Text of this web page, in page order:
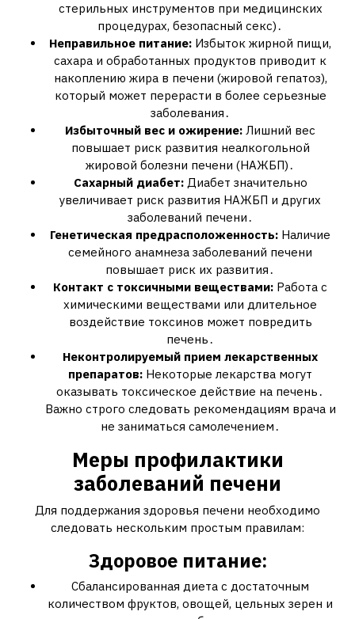
стерильных инструментов при медицинских
процедурах, безопасный секс)․
Неправильное питание: Избыток жирной пищи,
сахара и обработанных продуктов приводит к
накоплению жира в печени (жировой гепатоз),
который может перерасти в более серьезные
заболевания․
Избыточный вес и ожирение: Лишний вес
повышает риск развития неалкогольной
жировой болезни печени (НАЖБП)․
Сахарный диабет:Диабет значительно
увеличивает риск развития НАЖБП и других
заболеваний печени․
Генетическая предрасположенность: Наличие
семейного анамнеза заболеваний печени
повышает риск их развития․
Контакт с токсичными веществами: Работа с
химическими веществами или длительное
воздействие токсинов может повредить
печень․
Неконтролируемый прием лекарственных
препаратов: Некоторые лекарства могут
оказывать токсическое действие на печень․
Важно строго следовать рекомендациям врача и
не заниматься самолечением․
Меры профилактики
заболеваний печени
Для поддержания здоровья печени необходимо
следовать нескольким простым правилам:
Здоровое питание:
Сбалансированная диета с достаточным
количеством фруктов, овощей, цельных зерен и